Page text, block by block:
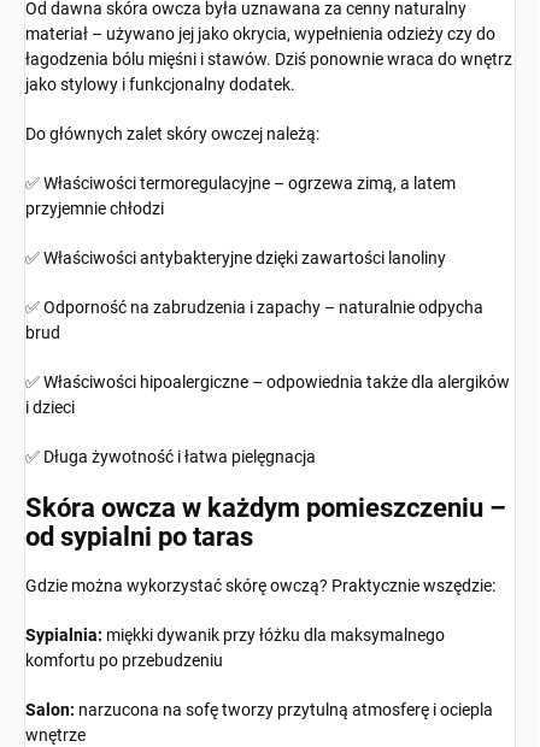
Od dawna skóra owcza była uznawana za cenny naturalny
materiał – używano jej jako okrycia, wypełnienia odzieży czy do
łagodzenia bólu mięśni i stawów. Dziś ponownie wraca do wnętrz
jako stylowy i funkcjonalny dodatek.
Do głównych zalet skóry owczej należą:
✅ Właściwości termoregulacyjne – ogrzewa zimą, a latem
przyjemnie chłodzi
✅ Właściwości antybakteryjne dzięki zawartości lanoliny
✅ Odporność na zabrudzenia i zapachy – naturalnie odpycha
brud
✅ Właściwości hipoalergiczne – odpowiednia także dla alergików
i dzieci
✅ Długa żywotność i łatwa pielęgnacja
Skóra owcza w każdym pomieszczeniu –
od sypialni po taras
Gdzie można wykorzystać skórę owczą? Praktycznie wszędzie:
Sypialnia: miękki dywanik przy łóżku dla maksymalnego
komfortu po przebudzeniu
Salon: narzucona na sofę tworzy przytulną atmosferę i ociepla
wnętrze